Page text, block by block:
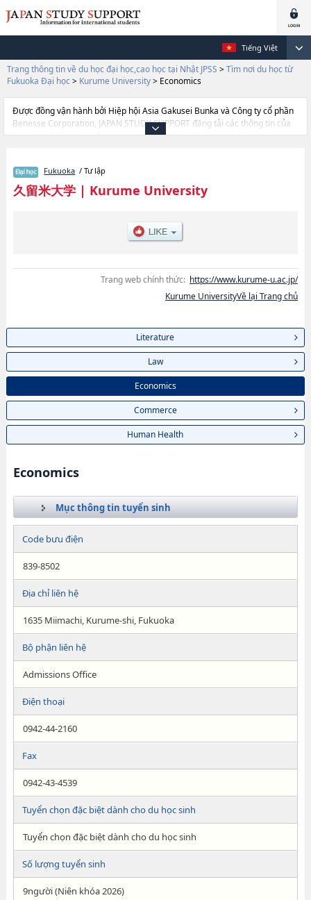
Tiếng Việt
Trang thông tin về du học đại học,cao học tại Nhật JPSS > Tìm nơi du học từ
Fukuoka Đại học > Kurume University> Economics
Được đồng vận hành bởi Hiệp hội Asia Gakusei Bunka và Công ty cổ phần
Benesse Corporation, JAPAN STUDY SUPPORT đăng tải các thông tin của
khoảng 1.300 trường đại học, cao học, trường đại học ngắn hạn, trường
cần thiết dành cho du học sinh, như là về các Ngành LiteraturehoặcNgành
LawhoặcNgành EconomicshoặcNgành CommercehoặcNgành Human
Health, thông tin về từng ngành học, thông tin liên quan đến thi tuyển như
Fukuoka / Tư lập
久留米大学| Kurume University
Trang web chính thức: https://www.kurume-u.ac.jp/
Kurume UniversityVề lại Trang chủ
Literature
Law
Economics
Commerce
Human Health
Economics
Mục thông tin tuyển sinh
Code bưu điện
839-8502
Địa chỉ liên hệ
1635 Miimachi, Kurume-shi, Fukuoka
Bộ phận liên hệ
Admissions Office
Điện thoại
0942-44-2160
Fax
0942-43-4539
Tuyển chọn đặc biệt dành cho du học sinh
Tuyển chọn đặc biệt dành cho du học sinh
Số lượng tuyển sinh
9người (Niên khóa 2026)